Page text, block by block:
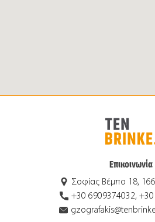
Επικοινωνία
Σοφίας Βέμπο 18,
+30 6909374032,